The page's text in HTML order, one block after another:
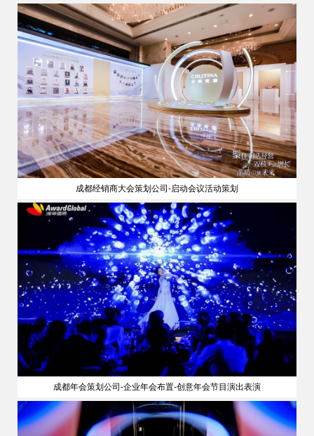
成都经销商大会策划公司-启动会议活动策划
成都年会策划公司-企业年会布置-创意年会节目演出表演